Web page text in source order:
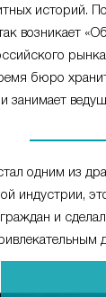
историй.
возникает
бюро
занимает
одним из
индустрии,
и